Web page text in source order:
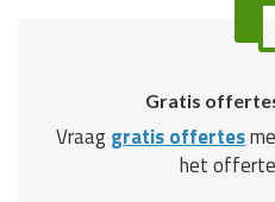
Gratis
Vraaggratis offertes
het